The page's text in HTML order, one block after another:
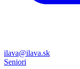
ilava@ilava.sk
Seniori